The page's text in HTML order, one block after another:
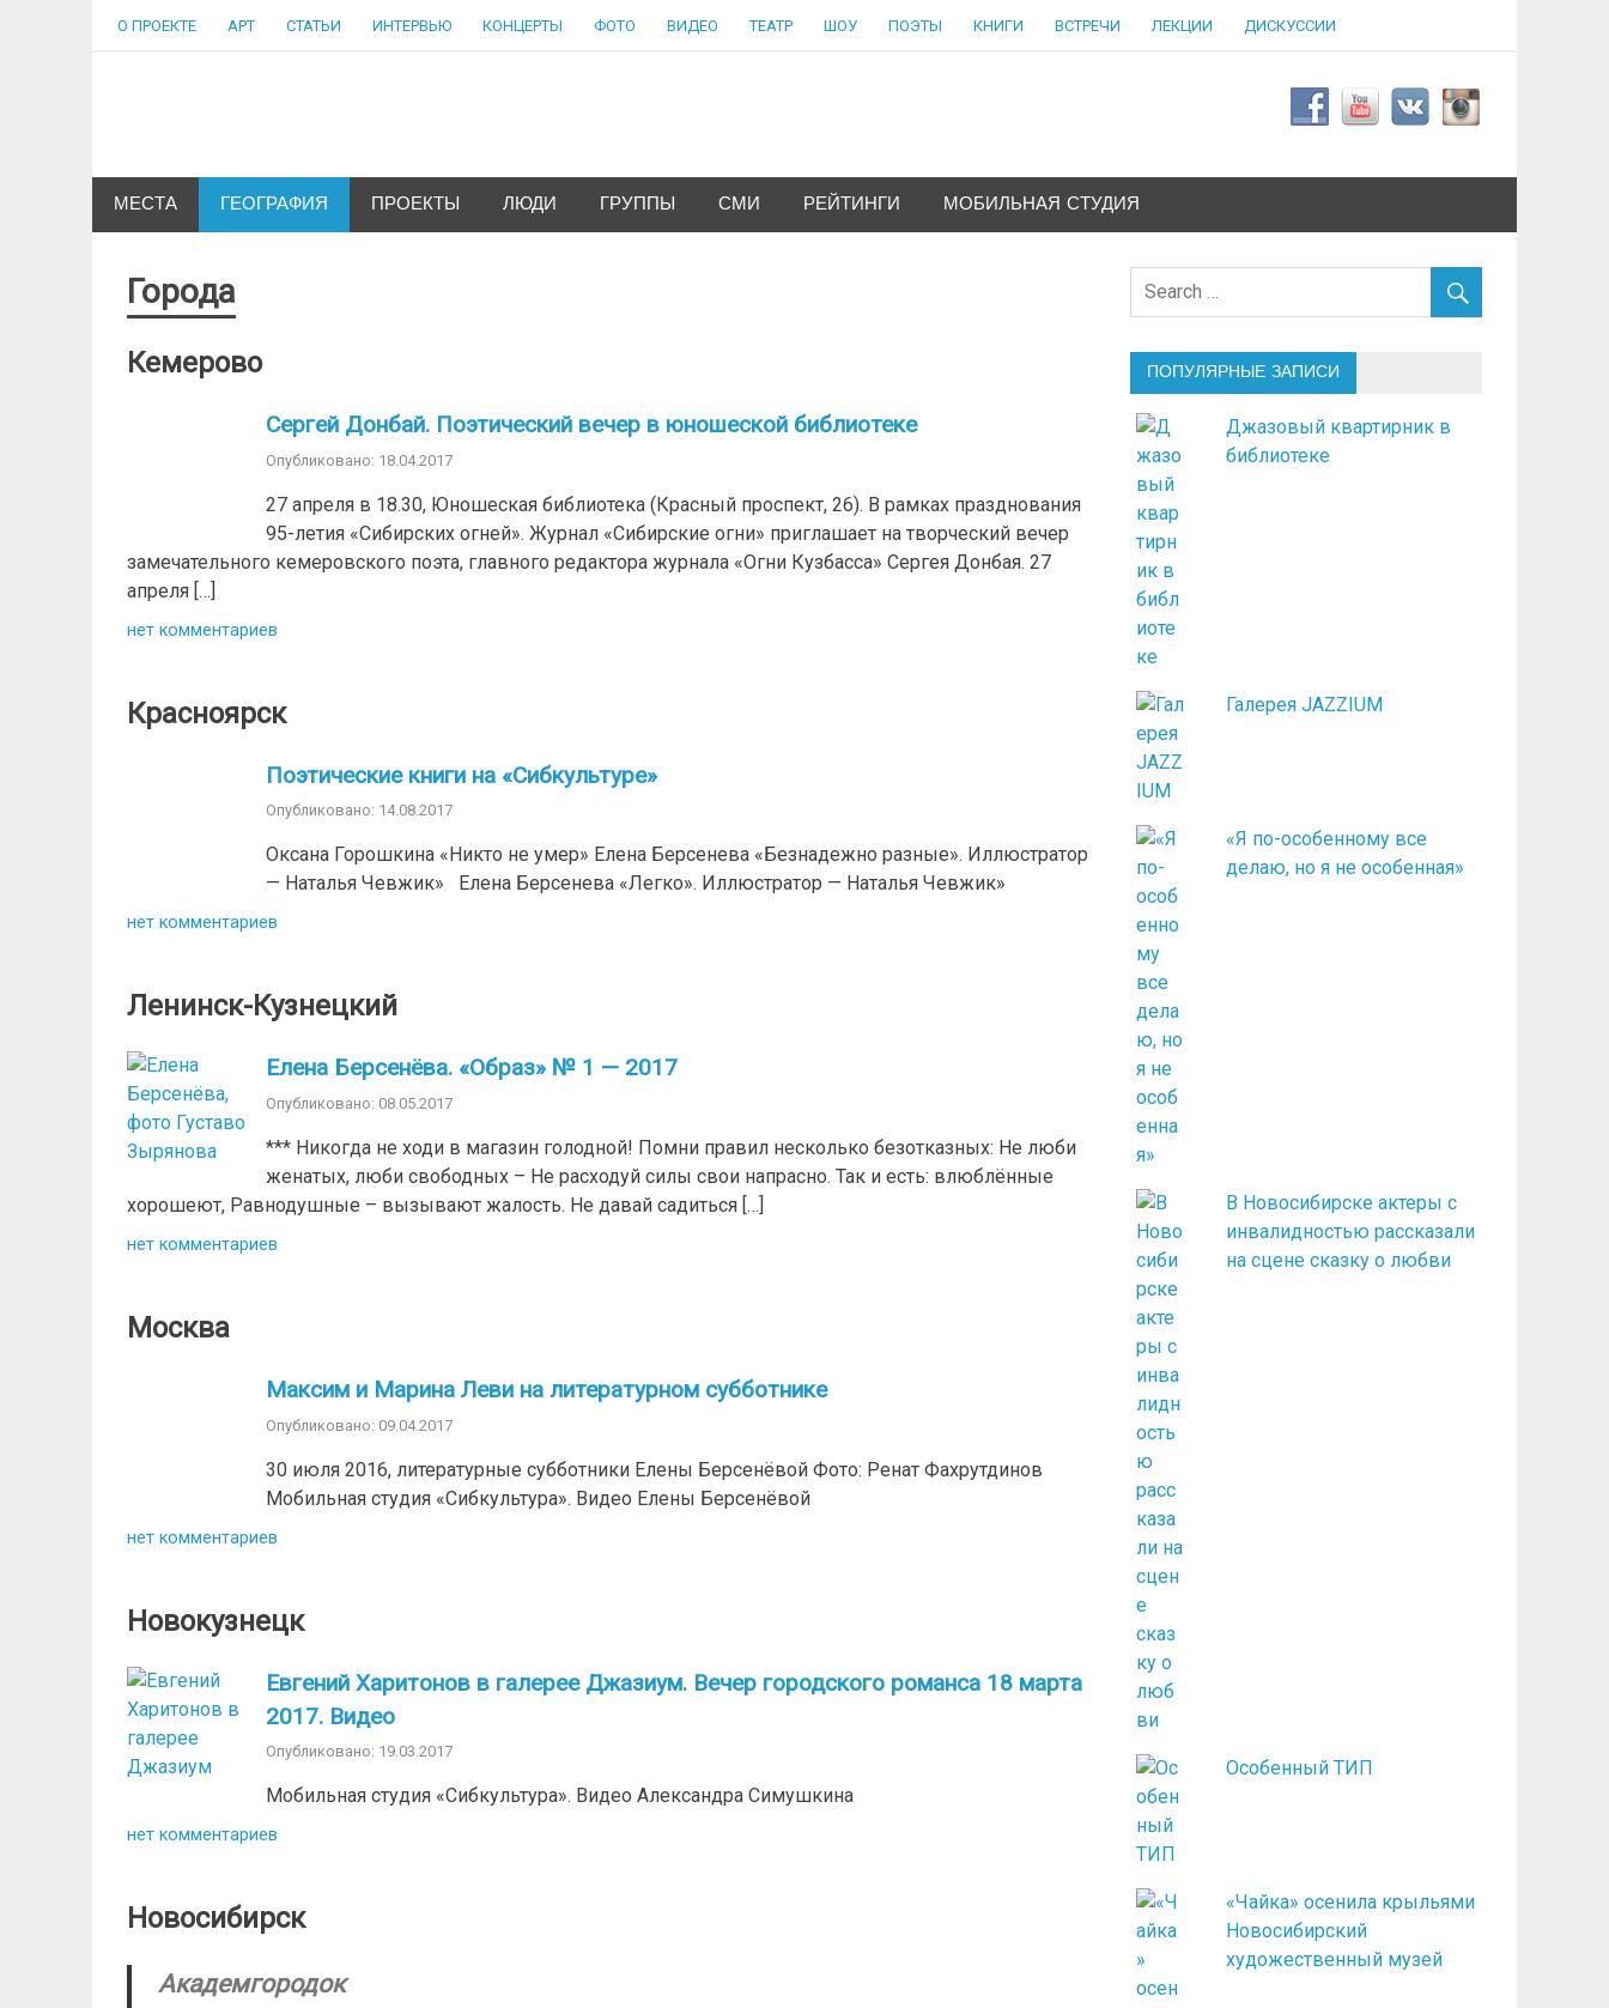
О ПРОЕКТЕ АРТ СТАТЬИ ИНТЕРВЬЮ КОНЦЕРТЫ ФОТО ВИДЕО ТЕАТР ШОУ ПОЭТЫ КНИГИ ВСТРЕЧИ ЛЕКЦИИ ДИСКУССИИ
МЕСТА ГЕОГРАФИЯ ПРОЕКТЫ ЛЮДИ ГРУППЫ СМИ РЕЙТИНГИ МОБИЛЬНАЯ СТУДИЯ
Города
Кемерово
Сергей Донбай. Поэтический вечер в юношеской библиотеке
Опубликовано: 18.04.2017
27 апреля в 18.30, Юношеская библиотека (Красный проспект, 26). В рамках празднования
95-летия «Сибирских огней». Журнал «Сибирские огни» приглашает на творческий вечер
замечательного кемеровского поэта, главного редактора журнала «Огни Кузбасса» Сергея Донбая. 27
апреля […]
нет комментариев
Красноярск
Поэтические книги на «Сибкультуре»
Опубликовано: 14.08.2017
Оксана Горошкина «Никто не умер» Елена Берсенева «Безнадежно разные». Иллюстратор
— Наталья Чевжик» Елена Берсенева «Легко». Иллюстратор — Наталья Чевжик»
нет комментариев
Ленинск-Кузнецкий
Елена Берсенёва. «Образ» № 1 — 2017
Опубликовано: 08.05.2017
*** Никогда не ходи в магазин голодной! Помни правил несколько безотказных: Не люби
женатых, люби свободных – Не расходуй силы свои напрасно. Так и есть: влюблённые
хорошеют, Равнодушные – вызывают жалость. Не давай садиться […]
нет комментариев
Москва
Максим и Марина Леви на литературном субботнике
Опубликовано: 09.04.2017
30 июля 2016, литературные субботники Елены Берсенёвой Фото: Ренат Фахрутдинов
Мобильная студия «Сибкультура». Видео Елены Берсенёвой
нет комментариев
Новокузнецк
Евгений Харитонов в галерее Джазиум. Вечер городского романса 18 марта
2017. Видео
Опубликовано: 19.03.2017
Мобильная студия «Сибкультура». Видео Александра Симушкина
нет комментариев
Новосибирск
Академгородок
ПОПУЛЯРНЫЕ ЗАПИСИ
Джазовый квартирник в
библиотеке
Галерея JAZZIUM
«Я по-особенному все
делаю, но я не особенная»
В Новосибирске актеры с
инвалидностью рассказали
на сцене сказку о любви
Особенный ТИП
«Чайка» осенила крыльями
Новосибирский
художественный музей